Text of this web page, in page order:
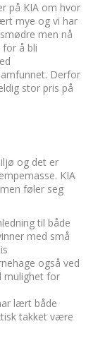
på KIA om hvor
mye og vi har
men nå
å bli
Derfor
stor pris på
og det er
KIA
føler seg
til både
med små
også ved
mulighet for
lært både
takket være